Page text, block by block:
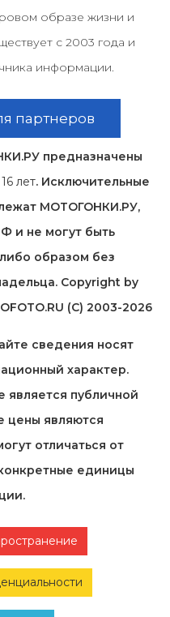
образе жизни и
с 2003 года и
информации.
партнеров
предназначены
лет. Исключительные
МОТОГОНКИ.РУ,
и не могут быть
образом без
Copyright by
(C) 2003-2026
сведения носят
характер.
является публичной
цены являются
отличаться от
единицы